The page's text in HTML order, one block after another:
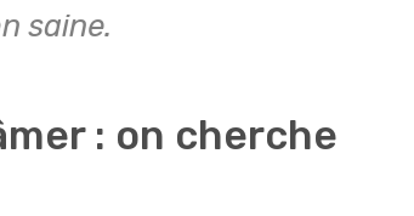
saine.
: on cherche